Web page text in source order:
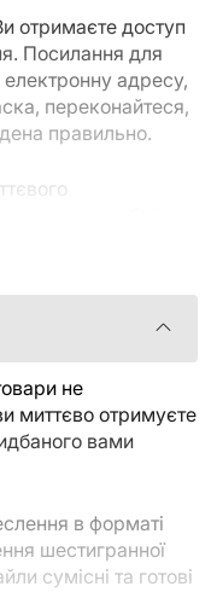
отримаєте доступ
Посилання для
адресу,
переконайтеся,
правильно.
уважно
Якщо у Вас
будь ласка,
не
миттєво отримуєте
вами
в форматі
шестигранної
сумісні та готові